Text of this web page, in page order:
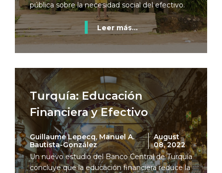
pública sobre la necesidad social del efectivo.
Leer más...
Turquía: Educación
Financiera y Efectivo
Guillaume Lepecq, Manuel A.
Bautista-González
August
08, 2022
Un nuevo estudio del Banco Central de Turquía
concluye que la educación financiera reduce la